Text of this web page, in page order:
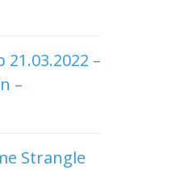
–
–
Strangle